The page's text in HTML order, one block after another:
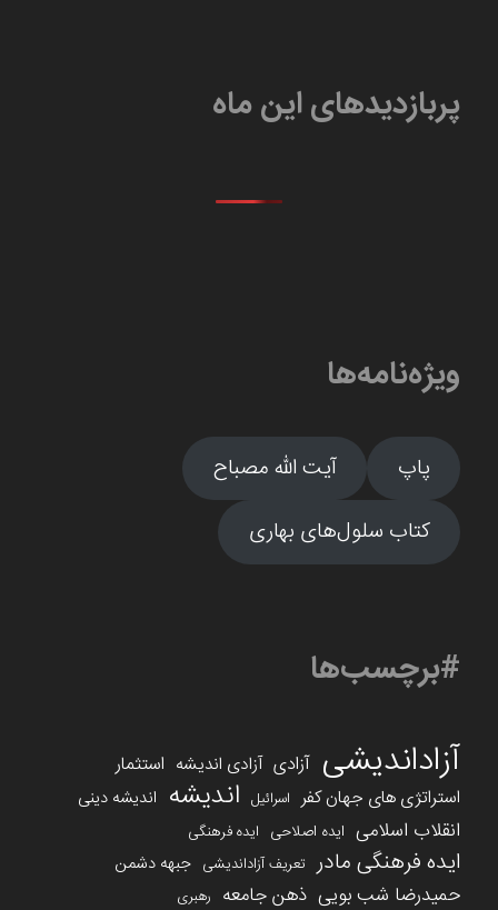
پربازدیدهای این ماه
ویژه‌نامه‌ها
پاپ
آیت الله مصباح
کتاب سلول‌های بهاری
#برچسب‌ها
آزاداندیشی آزادی آزادی اندیشه استثمار
استراتژی های جهان کفر اسرائیل اندیشه اندیشه دینی
انقلاب اسلامی ایده اصلاحی ایده فرهنگی
ایده فرهنگی مادر تعریف آزاداندیشی جبهه دشمن
حمیدرضا شب بویی ذهن جامعه رهبری